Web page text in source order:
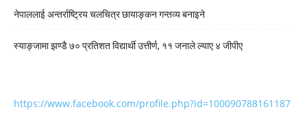
नेपाललाई अन्तर्राष्ट्रिय चलचित्र छायाङ्कन गन्तव्य बनाइने
स्याङ्जामा झण्डै ७० प्रतिशत विद्यार्थी उत्तीर्ण, ११ जनाले ल्याए ४ जीपीए
https://www.facebook.com/profile.php?id=100090788161187